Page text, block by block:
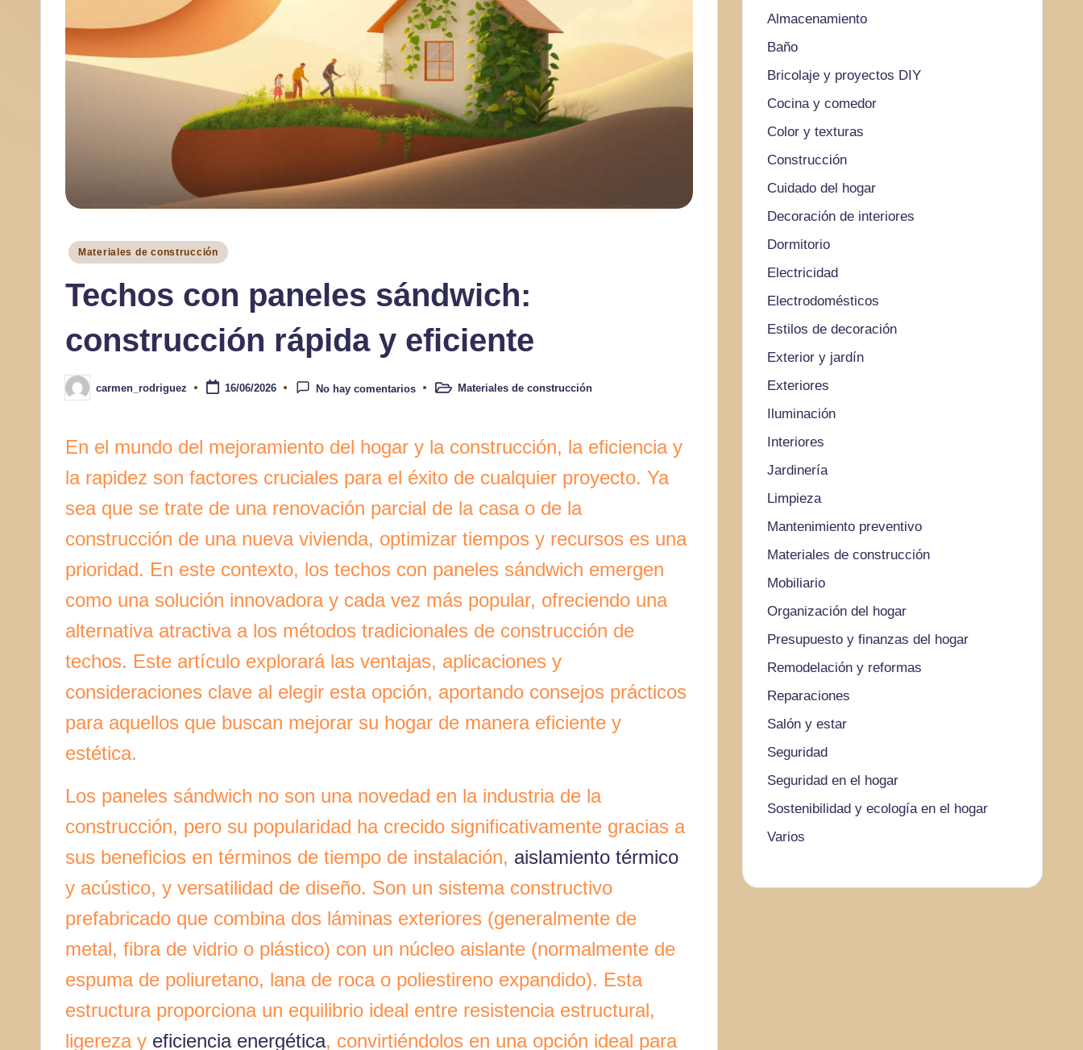
Publicado
Materiales de construcción
Techos con paneles sándwich:
construcción rápida y eficiente
Publicado
por
carmen_rodriguez 16/06/2026 No hay comentarios
PublicadoMateriales de construcción
En el mundo del mejoramiento del hogar y la construcción, la eficiencia y
la rapidez son factores cruciales para el éxito de cualquier proyecto. Ya
sea que se trate de una renovación parcial de la casa o de la
construcción de una nueva vivienda, optimizar tiempos y recursos es una
prioridad. En este contexto, los techos con paneles sándwich emergen
como una solución innovadora y cada vez más popular, ofreciendo una
alternativa atractiva a los métodos tradicionales de construcción de
techos. Este artículo explorará las ventajas, aplicaciones y
consideraciones clave al elegir esta opción, aportando consejos prácticos
para aquellos que buscan mejorar su hogar de manera eficiente y
estética.
Los paneles sándwich no son una novedad en la industria de la
construcción, pero su popularidad ha crecido significativamente gracias a
sus beneficios en términos de tiempo de instalación, aislamiento térmico
y acústico, y versatilidad de diseño. Son un sistema constructivo
prefabricado que combina dos láminas exteriores (generalmente de
metal, fibra de vidrio o plástico) con un núcleo aislante (normalmente de
espuma de poliuretano, lana de roca o poliestireno expandido). Esta
estructura proporciona un equilibrio ideal entre resistencia estructural,
ligereza y eficiencia energética, convirtiéndolos en una opción ideal para
Almacenamiento
Baño
Bricolaje y proyectos DIY
Cocina y comedor
Color y texturas
Construcción
Cuidado del hogar
Decoración de interiores
Dormitorio
Electricidad
Electrodomésticos
Estilos de decoración
Exterior y jardín
Exteriores
Iluminación
Interiores
Jardinería
Limpieza
Mantenimiento preventivo
Materiales de construcción
Mobiliario
Organización del hogar
Presupuesto y finanzas del hogar
Remodelación y reformas
Reparaciones
Salón y estar
Seguridad
Seguridad en el hogar
Sostenibilidad y ecología en el hogar
Varios